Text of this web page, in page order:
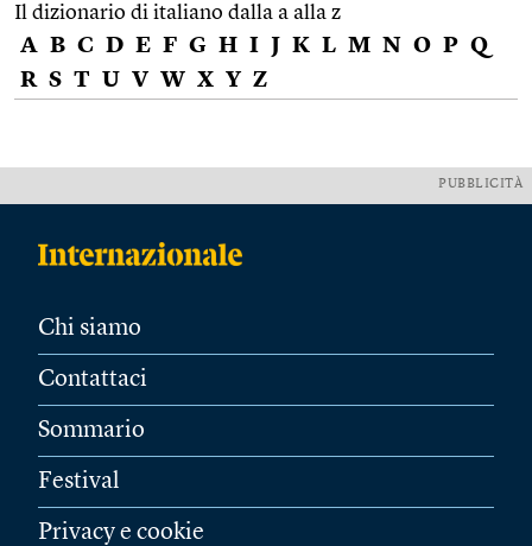
Il dizionario di italiano dalla a alla z
A B C D E F G H I J K L M N O P Q
R S T U V W X Y Z
PUBBLICITÀ
Chi siamo
Contattaci
Sommario
Festival
Privacy e cookie